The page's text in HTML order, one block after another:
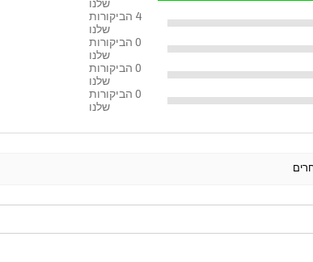
התאמה
שלנו
4 הביקורות
שלנו
0 הביקורות
שלנו
0 הביקורות
שלנו
0 הביקורות
שלנו